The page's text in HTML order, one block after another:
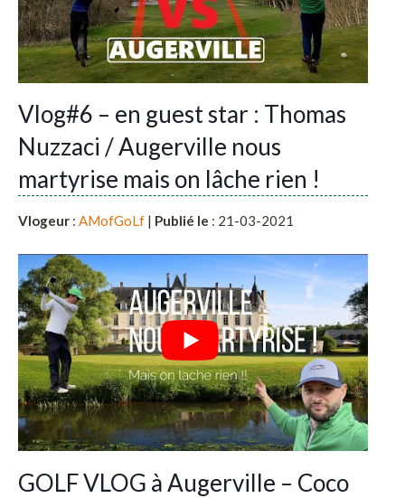
Vlog#6 – en guest star : Thomas
Nuzzaci / Augerville nous
martyrise mais on lâche rien !
Vlogeur : AMofGoLf | Publié le : 21-03-2021
GOLF VLOG à Augerville – Coco